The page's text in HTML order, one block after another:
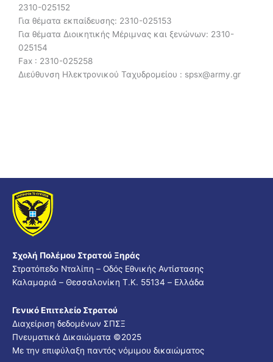
2310-025152
Για θέματα εκπαίδευσης: 2310-025153
Για θέματα Διοικητικής Μέριμνας και ξενώνων: 2310-
025154
Fax : 2310-025258
Διεύθυνση Ηλεκτρονικού Ταχυδρομείου : spsx@army.gr
Σχολή Πολέμου Στρατού Ξηράς
Στρατόπεδο Νταλίπη – Οδός Εθνικής Αντίστασης
Καλαμαριά – Θεσσαλονίκη Τ.Κ. 55134 – Ελλάδα
Γενικό Επιτελείο Στρατού
Διαχείριση δεδομένων ΣΠΣΞ
Πνευματικά Δικαιώματα ©2025
Με την επιφύλαξη παντός νόμιμου δικαιώματος